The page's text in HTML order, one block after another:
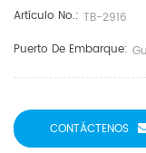
Artículo No.: TB-2916
Puerto De Embarque:
CONTÁCTENOS